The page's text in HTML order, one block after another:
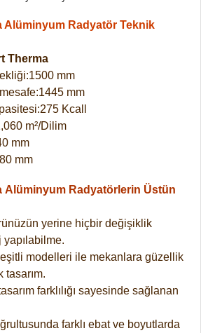
Alüminyum Radyatör Teknik
Therma
mm
mm
Kcall
m²/Dilim
mm
mm
Alüminyum Radyatörlerin Üstün
yerine hiçbir değişiklik
modelleri ile mekanlara güzellik
tasarım.
farklılığı sayesinde sağlanan
farklı ebat ve boyutlarda